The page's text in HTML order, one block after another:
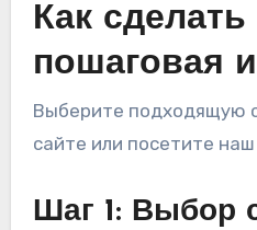
Как сделать
пошаговая
Выберите подходящую
сайте или посетите наш
Шаг 1: Выбор